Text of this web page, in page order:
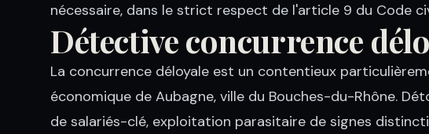
nécessaire, dans le strict respect de l'article 9 du Code
Détective concurrence
La concurrence déloyale est un contentieux
économique de Aubagne, ville du Bouches-du-Rhône.
de salariés-clé, exploitation parasitaire de signes